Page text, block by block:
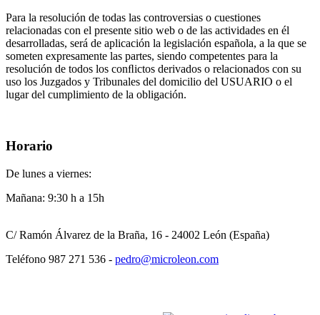
Para la resolución de todas las controversias o cuestiones
relacionadas con el presente sitio web o de las actividades en él
desarrolladas, será de aplicación la legislación española, a la que se
someten expresamente las partes, siendo competentes para la
resolución de todos los conﬂictos derivados o relacionados con su
uso los Juzgados y Tribunales del domicilio del USUARIO o el
lugar del cumplimiento de la obligación.
Horario
De lunes a viernes:
Mañana: 9:30 h a 15h
C/ Ramón Álvarez de la Braña, 16 - 24002 León (España)
Teléfono 987 271 536 - pedro@microleon.com